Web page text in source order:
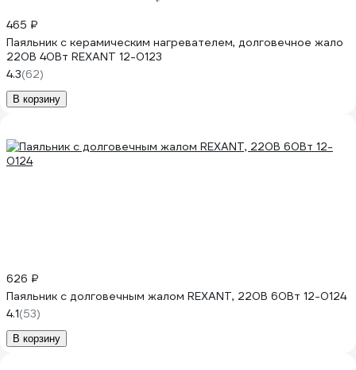
465 ₽
Паяльник с керамическим нагревателем, долговечное жало
220В 40Вт REXANT 12-0123
4.3(62)
В корзину
626 ₽
Паяльник с долговечным жалом REXANT, 220В 60Вт 12-0124
4.1(53)
В корзину